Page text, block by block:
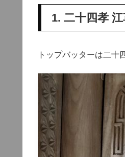
1. 二十四孝
トップバッターは二十